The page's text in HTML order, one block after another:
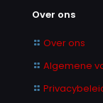
Over ons
Over ons
Algemene